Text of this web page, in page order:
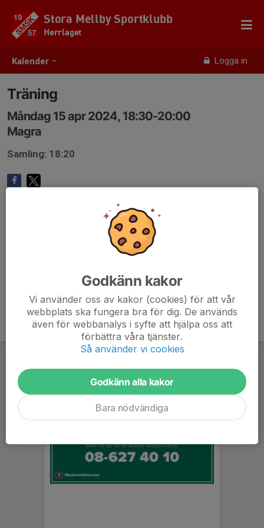
Kalender Logga in
Stora Mellby Sportklubb
Herrlaget
Träning
Måndag 15 apr 2024, 18:30-20:00
Magra
Samling: 18:20
Godkänn kakor
Vi använder oss av kakor (cookies) för att vår
webbplats ska fungera bra för dig. De används
även för webbanalys i syfte att hjälpa oss att
förbättra våra tjänster.
Så använder vi cookies
Godkänn alla kakor
Bara nödvändiga